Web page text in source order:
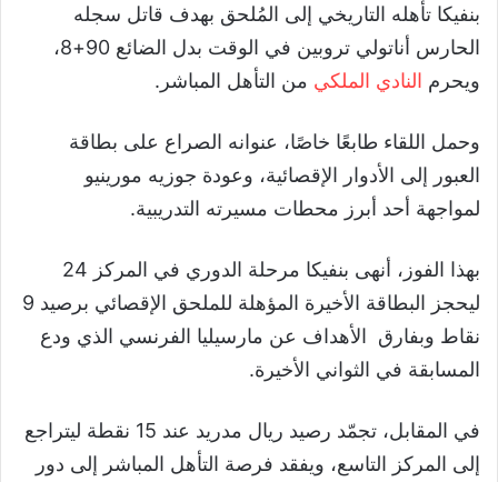
بنفيكا تأهله التاريخي إلى المُلحق بهدف قاتل سجله
الحارس أناتولي تروبين في الوقت بدل الضائع 90+8،
ويحرم النادي الملكي من التأهل المباشر.
وحمل اللقاء طابعًا خاصًا، عنوانه الصراع على بطاقة
العبور إلى الأدوار الإقصائية، وعودة جوزيه مورينيو
لمواجهة أحد أبرز محطات مسيرته التدريبية.
بهذا الفوز، أنهى بنفيكا مرحلة الدوري في المركز 24
ليحجز البطاقة الأخيرة المؤهلة للملحق الإقصائي برصيد 9
نقاط وبفارق الأهداف عن مارسيليا الفرنسي الذي ودع
المسابقة في الثواني الأخيرة.
في المقابل، تجمّد رصيد ريال مدريد عند 15 نقطة ليتراجع
إلى المركز التاسع، ويفقد فرصة التأهل المباشر إلى دور